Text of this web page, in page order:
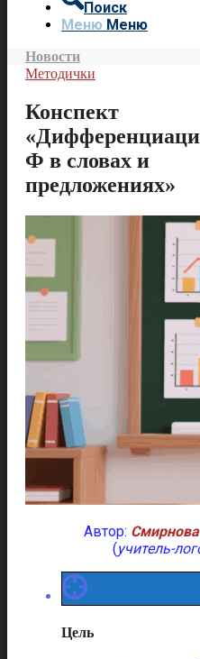
Поиск
Меню Меню
Новости
Методички
Конспект
Ф в словах и
предложениях»
Автор:
(учитель-
Цель